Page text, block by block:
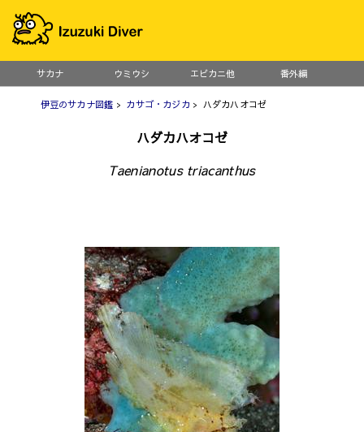
サカナ ウミウシ エビカニ他 番外編
伊豆のサカナ図鑑 > カサゴ・カジカ > ハダカハオコゼ
ハダカハオコゼ
Taenianotus triacanthus